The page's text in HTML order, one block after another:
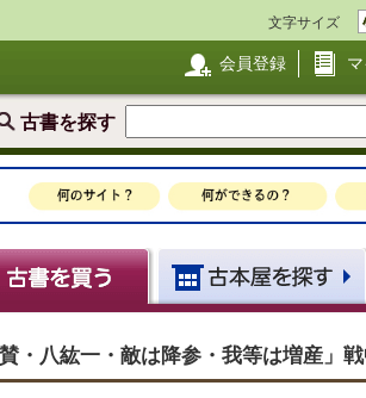
文字サイズ
会員登録
古書を探す
・八紘一・敵は降参・我等は増産」